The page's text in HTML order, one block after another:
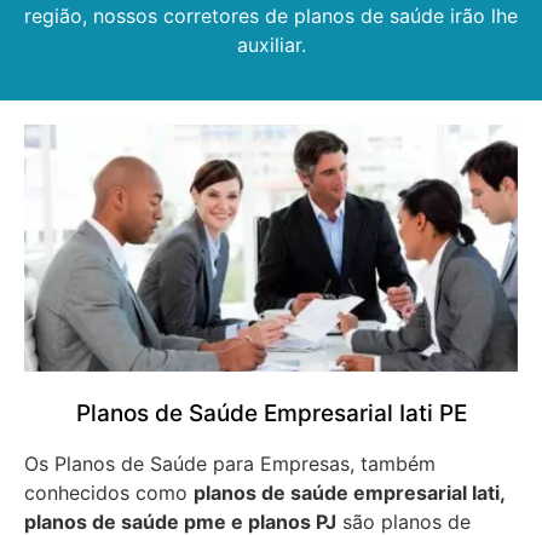
região, nossos corretores de planos de saúde irão lhe
auxiliar.
Planos de Saúde Empresarial Iati PE
Os Planos de Saúde para Empresas, também
conhecidos como planos de saúde empresarial Iati,
planos de saúde pme e planos PJ são planos de